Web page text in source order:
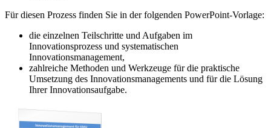
Für diesen Prozess finden Sie in der folgenden PowerPoint-Vorlage:
die einzelnen Teilschritte und Aufgaben im
Innovationsprozess und systematischen
Innovationsmanagement,
zahlreiche Methoden und Werkzeuge für die praktische
Umsetzung des Innovationsmanagements und für die Lösung
Ihrer Innovationsaufgabe.